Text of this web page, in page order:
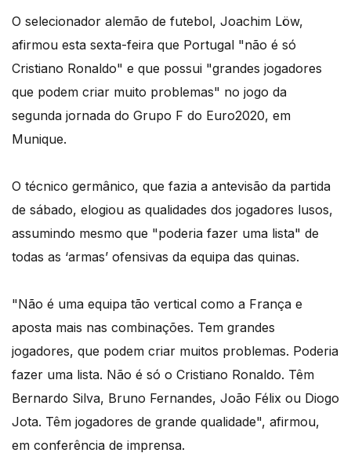
O selecionador alemão de futebol, Joachim Löw,
afirmou esta sexta-feira que Portugal "não é só
Cristiano Ronaldo" e que possui "grandes jogadores
que podem criar muito problemas" no jogo da
segunda jornada do Grupo F do Euro2020, em
Munique.
O técnico germânico, que fazia a antevisão da partida
de sábado, elogiou as qualidades dos jogadores lusos,
assumindo mesmo que "poderia fazer uma lista" de
todas as ‘armas’ ofensivas da equipa das quinas.
"Não é uma equipa tão vertical como a França e
aposta mais nas combinações. Tem grandes
jogadores, que podem criar muitos problemas. Poderia
fazer uma lista. Não é só o Cristiano Ronaldo. Têm
Bernardo Silva, Bruno Fernandes, João Félix ou Diogo
Jota. Têm jogadores de grande qualidade", afirmou,
em conferência de imprensa.